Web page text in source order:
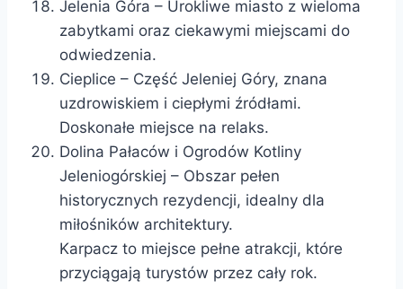
Jelenia Góra – Urokliwe miasto z wieloma
zabytkami oraz ciekawymi miejscami do
odwiedzenia.
Cieplice – Część Jeleniej Góry, znana
uzdrowiskiem i ciepłymi źródłami.
Doskonałe miejsce na relaks.
Dolina Pałaców i Ogrodów Kotliny
Jeleniogórskiej – Obszar pełen
historycznych rezydencji, idealny dla
miłośników architektury.
Karpacz to miejsce pełne atrakcji, które
przyciągają turystów przez cały rok.